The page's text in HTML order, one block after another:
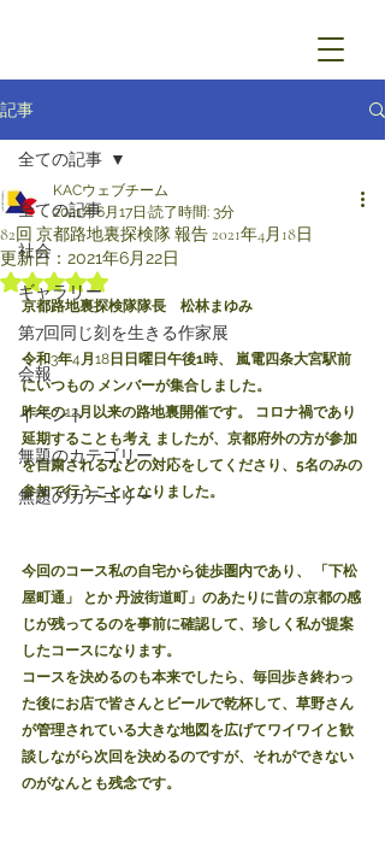
記事
全ての記事
社会
ギャラリー
第7回同じ刻を生きる作家展
会報
イベント
無題のカテゴリー
無題のカテゴリー
全ての記事
82回 京都路地裏探検隊 報告 2021年4月18日
KACウェブチーム
2021年6月17日 読了時間: 3分
更新日： 2021年6月22日
5つ星のうちNaNと評価されています。
京都路地裏探検隊隊長　松林まゆみ
令和3年4月 18 日日曜日午後1時、 嵐電四条大宮駅前
にいつもの メンバーが集合しました。
昨年の12月以来の路地裏開催です。 コロナ禍であり
延期することも考え ましたが、京都府外の方が参加
を自粛されるなどの対応をしてくださり、5名のみの
参加で行うこととなりました。
今回のコース私の自宅から徒歩圏内であり、 「下松
屋町通」 とか 丹波街道町」のあたりに昔の京都の感
じが残ってるのを事前に確認して、珍しく私が提案
したコースになります。
コースを決めるのも本来でしたら、毎回歩き終わっ
た後にお店で皆さんとビールで乾杯して、草野さん
が管理されている大きな地図を広げてワイワイと歓
談しながら次回を決めるのですが、それができない
のがなんとも残念です。